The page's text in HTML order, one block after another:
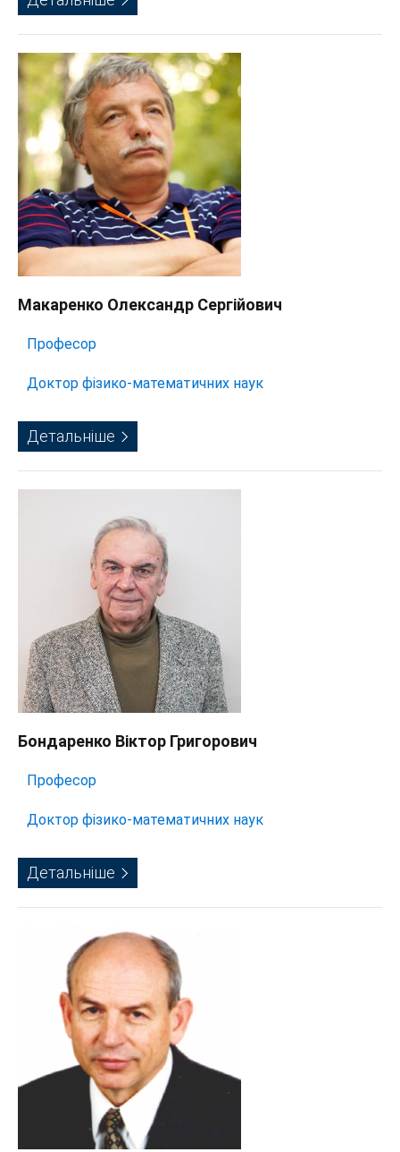
Макаренко Олександр Сергійович
Професор
Доктор фізико-математичних наук
Детальніше
Бондаренко Віктор Григорович
Професор
Доктор фізико-математичних наук
Детальніше